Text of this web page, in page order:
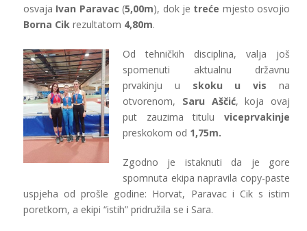
osvaja Ivan Paravac (5,00m), dok je treće mjesto osvojio
Borna Cik rezultatom 4,80m.
Od tehničkih disciplina, valja još
spomenuti aktualnu državnu
prvakinju u skoku u vis na
otvorenom, Saru Aščić, koja ovaj
put zauzima titulu viceprvakinje
preskokom od 1,75m.
Zgodno je istaknuti da je gore
spomnuta ekipa napravila copy-paste
uspjeha od prošle godine: Horvat, Paravac i Cik s istim
poretkom, a ekipi “istih” pridružila se i Sara.